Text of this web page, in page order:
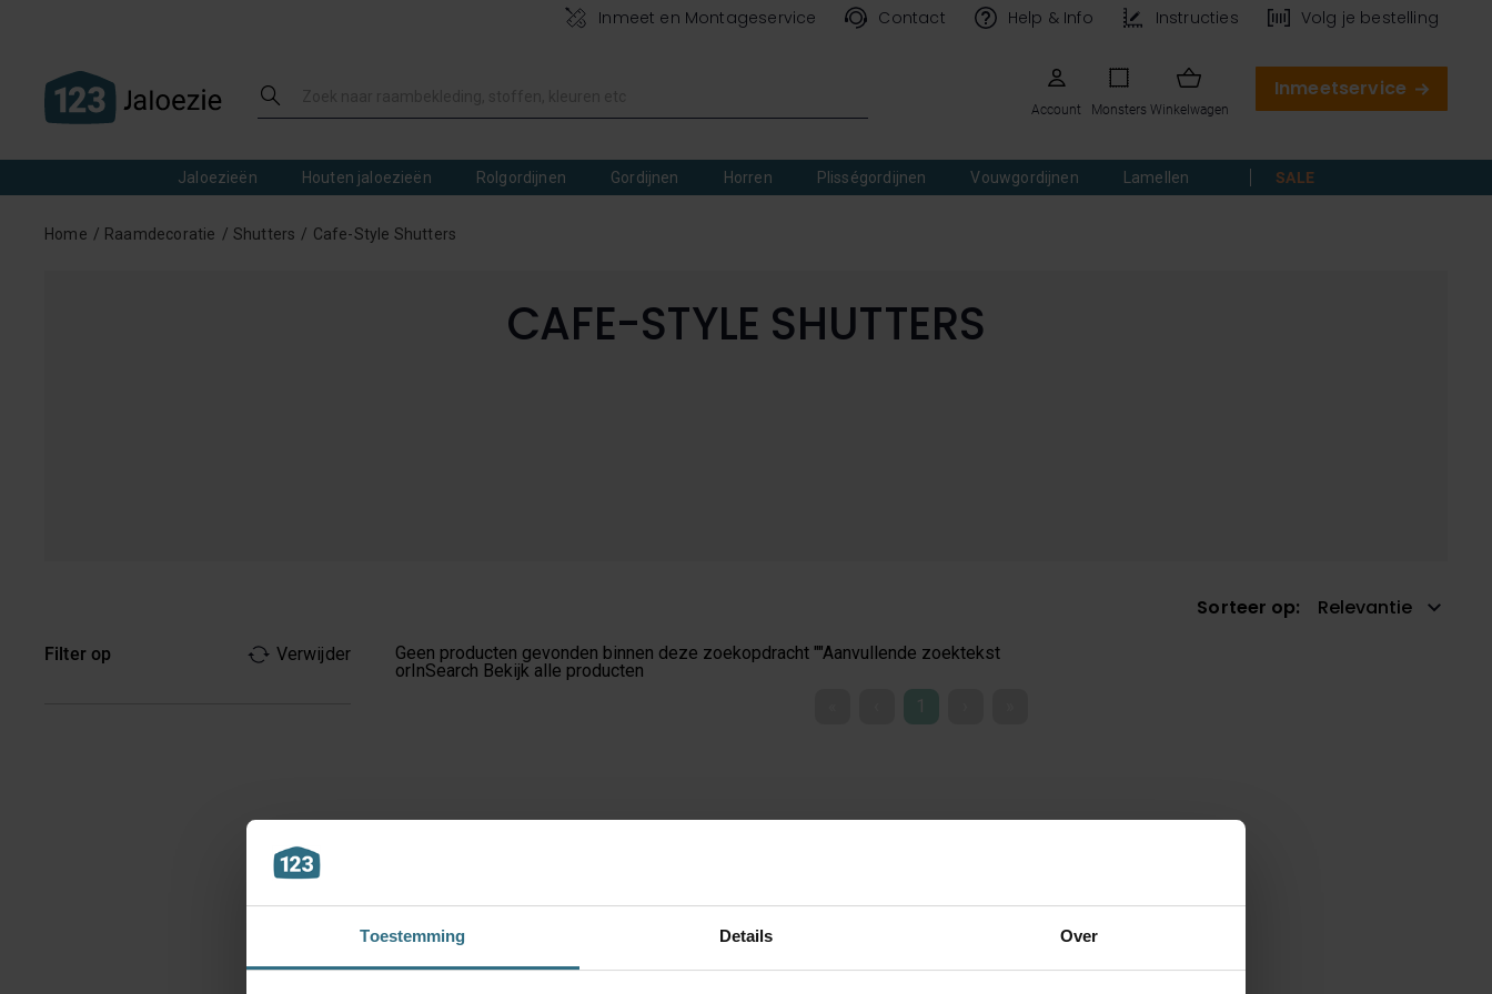
Toestemming Details Over
Inmeet en Montageservice Contact Help & Info Instructies Volg je bestelling
Account Monsters
Inmeetservice
Winkelwagen
Jaloezieën Houten jaloezieën Rolgordijnen Gordijnen Horren Plisségordijnen Vouwgordijnen Lamellen SALE
Home Raamdecoratie Shutters Cafe-Style Shutters
CAFE-STYLE SHUTTERS
Filter op Verwijder
Sorteer op Relevantie
Geen producten gevonden binnen deze zoekopdracht ""Aanvullende zoektekst
orInSearch Bekijk alle producten
1